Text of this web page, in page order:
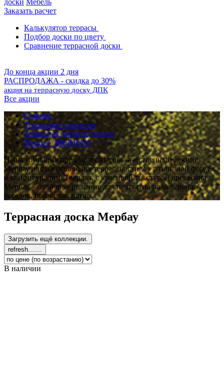
доски Мебель
Заказать расчет
Калькулятор террасы
Подбор доски по цвету
Сравнение террасной доски
До конца акции 2 дня
РАСПРОДАЖА - скидка до 30%
акция на террасную доску ДПК
Все акции
Главная
Террасные покрытия
Террасная доска из дерева
Мербау / MERBAU
Наша компания предлагает высококачественный декинг
Мербау для изготовления террас, настилов различной формы
и конфигурации. Твердая, с красивой текстурой древесина
Мербау – отличное решение для покрытия пола веранд,
беседок, причалов, патио.
Террасная доска Мербау
В наличии